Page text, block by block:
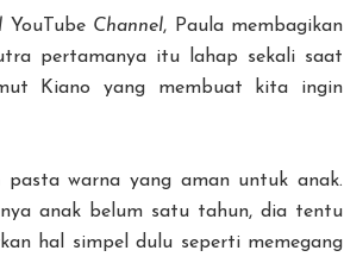
YouTube Channel, Paula membagikan
pertamanya itu lahap sekali saat
Kiano yang membuat kita ingin
pasta warna yang aman untuk anak.
anak belum satu tahun, dia tentu
hal simpel dulu seperti memegang